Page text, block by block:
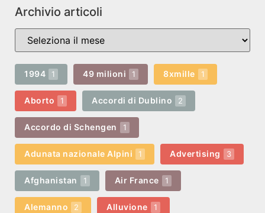
Archivio articoli
1994 1 49 milioni 1 8xmille 1
Aborto 1 Accordi di Dublino 2
Accordo di Schengen 1
Adunata nazionale Alpini 1 Advertising 3
Afghanistan 1 Air France 1
Alemanno 2 Alluvione 1